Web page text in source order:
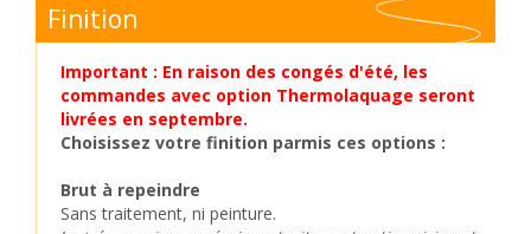
Finition
Important : En raison des congés d'été, les
commandes avec option Thermolaquage seront
livrées en septembre.
Choisissez votre finition parmis ces options :
Brut à repeindre
Sans traitement, ni peinture.